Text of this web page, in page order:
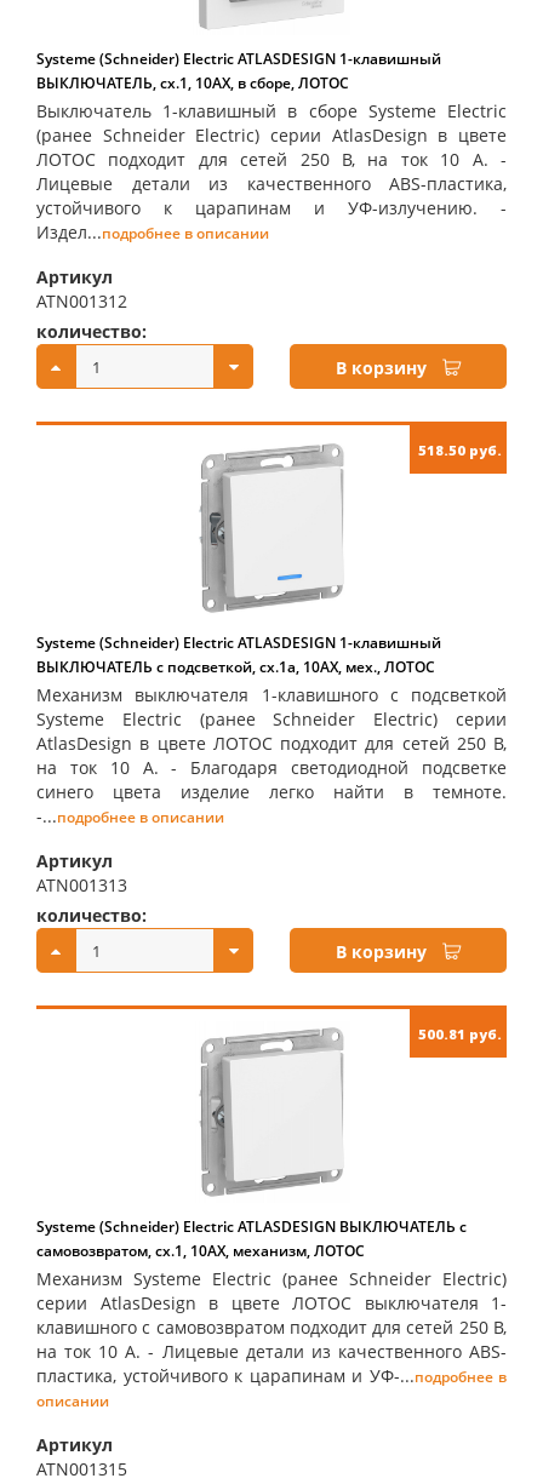
Systeme (Schneider) Electric ATLASDESIGN 1-клавишный
ВЫКЛЮЧАТЕЛЬ, сх.1, 10АХ, в сборе, ЛОТОС
Выключатель 1-клавишный в сборе Systeme Electric
(ранее Schneider Electric) серии AtlasDesign в цвете
ЛОТОС подходит для сетей 250 В, на ток 10 А. -
Лицевые детали из качественного ABS-пластика,
устойчивого к царапинам и УФ-излучению. -
Издел...подробнее в описании
Артикул
ATN001312
количество:
В корзину
518.50 руб.
Systeme (Schneider) Electric ATLASDESIGN 1-клавишный
ВЫКЛЮЧАТЕЛЬ с подсветкой, сх.1а, 10АХ, мех., ЛОТОС
Механизм выключателя 1-клавишного с подсветкой
Systeme Electric (ранее Schneider Electric) серии
AtlasDesign в цвете ЛОТОС подходит для сетей 250 В,
на ток 10 А. - Благодаря светодиодной подсветке
синего цвета изделие легко найти в темноте.
-...подробнее в описании
Артикул
ATN001313
количество:
В корзину
500.81 руб.
Systeme (Schneider) Electric ATLASDESIGN ВЫКЛЮЧАТЕЛЬ с
самовозвратом, сх.1, 10АХ, механизм, ЛОТОС
Механизм Systeme Electric (ранее Schneider Electric)
серии AtlasDesign в цвете ЛОТОС выключателя 1-
клавишного с самовозвратом подходит для сетей 250 В,
на ток 10 А. - Лицевые детали из качественного ABS-
пластика, устойчивого к царапинам и УФ-...подробнее в
описании
Артикул
ATN001315